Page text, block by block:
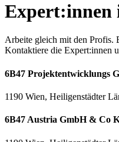
Expert:innen
Arbeite gleich mit den Profis.
Kontaktiere die Expert:innen
6B47 Projektentwicklungs
1190 Wien, Heiligenstädter
6B47 Austria GmbH & Co